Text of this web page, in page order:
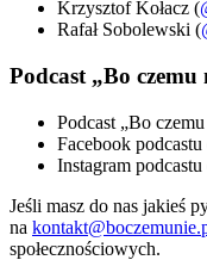
Krzysztof Kołacz (
Rafał Sobolewski (
Podcast „Bo czemu
Podcast „Bo
Facebook podcastu
Instagram podcastu
Jeśli masz do nas jakieś
na
społecznościowych.